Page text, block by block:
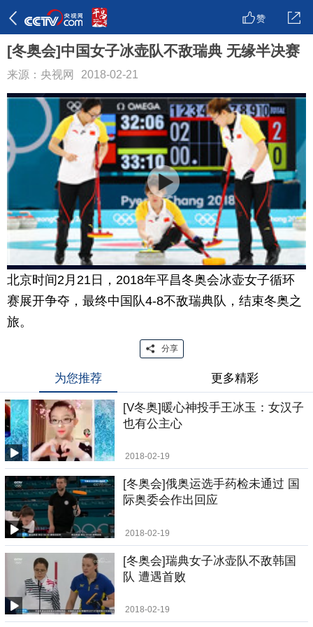
赞
[冬奥会]中国女子冰壶队不敌瑞典 无缘半决赛
来源：央视网 2018-02-21
北京时间2月21日，2018年平昌冬奥会冰壶女子循环
赛展开争夺，最终中国队4-8不敌瑞典队，结束冬奥之
旅。
分享
为您推荐 更多精彩
[V冬奥]暖心神投手王冰玉：女汉子
也有公主心
2018-02-19
[冬奥会]俄奥运选手药检未通过 国
际奥委会作出回应
2018-02-19
[冬奥会]瑞典女子冰壶队不敌韩国
队 遭遇首败
2018-02-19